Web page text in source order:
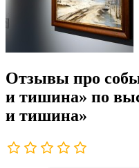
Отзывы про
и тишина» по
и тишина»